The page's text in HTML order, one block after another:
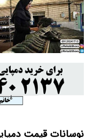
نوسانات قیمت دمپایی